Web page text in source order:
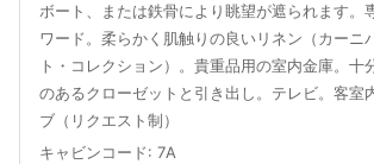
ボート、または鉄骨により眺望が遮られます。
ワード。柔らかく肌触りの良いリネン（カーニ
ト・コレクション）。貴重品用の室内金庫。十
のあるクローゼットと引き出し。テレビ。客室
ブ（リクエスト制）
キャビンコード: 7A